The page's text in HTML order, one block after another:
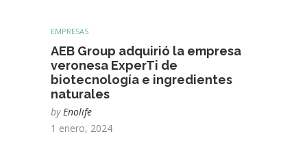
EMPRESAS
AEB Group adquirió la empresa
veronesa ExperTi de
biotecnología e ingredientes
naturales
by Enolife
1 enero, 2024